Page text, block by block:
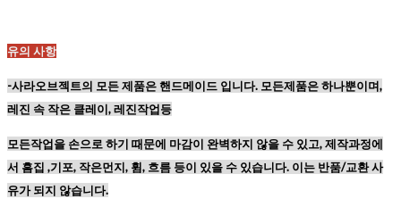
유의 사항
-사라오브젝트의 모든 제품은 핸드메이드 입니다. 모든제품은 하나뿐이며,
레진 속 작은 클레이, 레진작업등
모든작업을 손으로 하기 때문에 마감이 완벽하지 않을 수 있고,제작과정에
서 흠집 ,기포, 작은먼지, 휨, 흐름 등이 있을 수 있습니다. 이는 반품/교환 사
유가 되지 않습니다.